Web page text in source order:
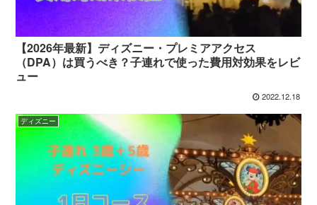
【2026年最新】ディズニー・プレミアアクセス
（DPA）は買うべき？子連れで使った費用対効果をレビ
ュー
2022.12.18
ディズニー